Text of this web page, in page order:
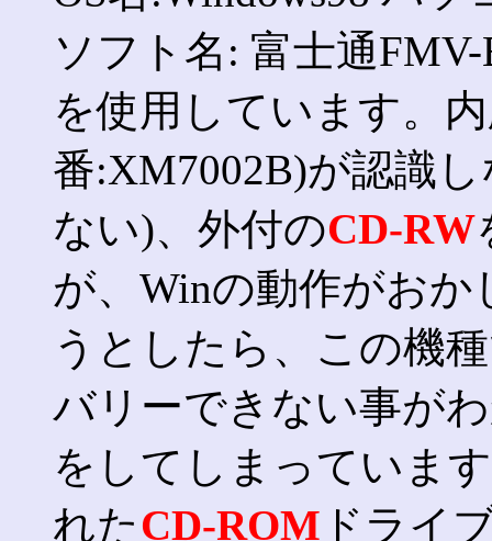
ソフト名: 富士通
を使用しています。
番:XM7002B)が認識
ない)、外付のCD-RW
が、Winの動作がお
うとしたら、この機
バリーできない事が
をしてしまっていま
れたCD-ROM ドライ